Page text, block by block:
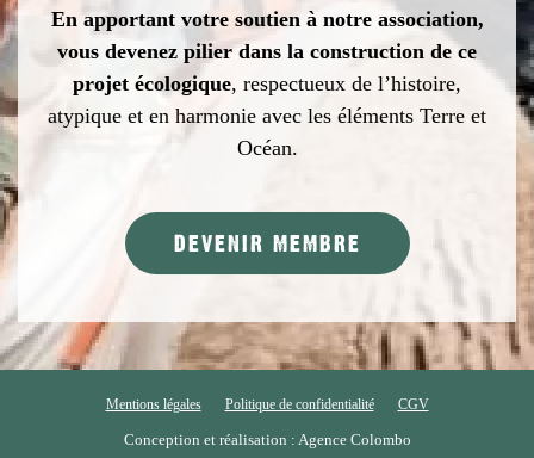
En apportant votre soutien à notre association,
vous devenez pilier dans la construction de ce
projet écologique, respectueux de l’histoire,
atypique et en harmonie avec les éléments Terre et
Océan.
DEVENIR MEMBRE
Mentions légales Politique de confidentialité CGV
Conception et réalisation : Agence Colombo